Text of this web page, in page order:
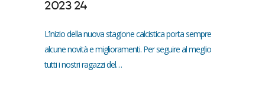
2023 24
L’inizio della nuova stagione calcistica porta sempre
alcune novità e miglioramenti. Per seguire al meglio
tutti i nostri ragazzi del…